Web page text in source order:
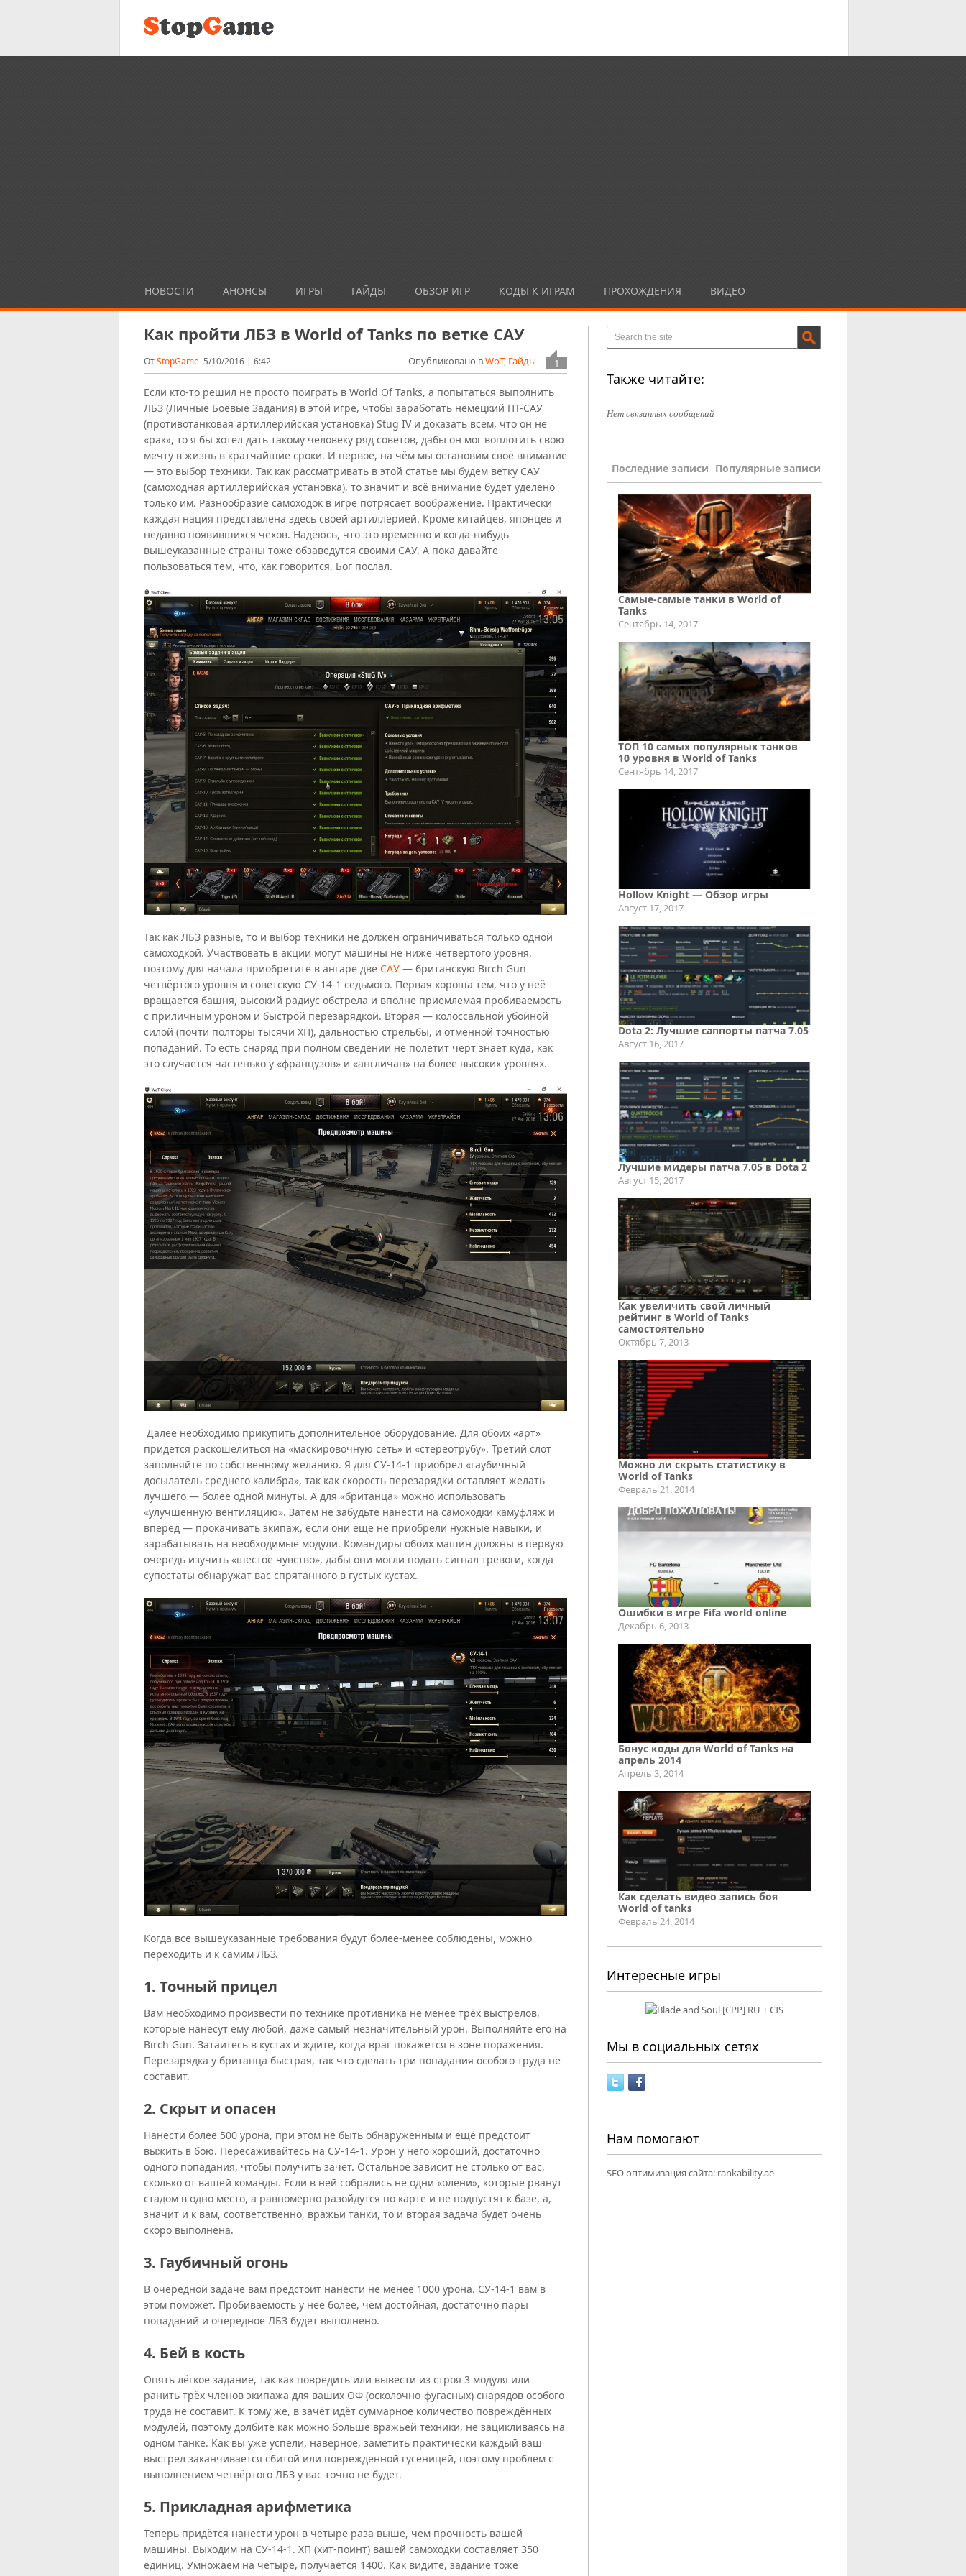
НОВОСТИ АНОНСЫ ИГРЫ ГАЙДЫ ОБЗОР ИГР КОДЫ К ИГРАМ ПРОХОЖДЕНИЯ ВИДЕО
Как пройти ЛБЗ в World of Tanks по ветке САУ
ОтStopGame 5/10/2016 | 6:42 1
Опубликовано вWoT, Гайды
Если кто-то решил не просто поиграть в World Of Tanks, а попытаться выполнить
ЛБЗ (Личные Боевые Задания) в этой игре, чтобы заработать немецкий ПТ-САУ
(противотанковая артиллерийская установка) Stug IV и доказать всем, что он не
«рак», то я бы хотел дать такому человеку ряд советов, дабы он мог воплотить свою
мечту в жизнь в кратчайшие сроки. И первое, на чём мы остановим своё внимание
— это выбор техники. Так как рассматривать в этой статье мы будем ветку САУ
(самоходная артиллерийская установка), то значит и всё внимание будет уделено
только им. Разнообразие самоходок в игре потрясает воображение. Практически
каждая нация представлена здесь своей артиллерией. Кроме китайцев, японцев и
недавно появившихся чехов. Надеюсь, что это временно и когда-нибудь
вышеуказанные страны тоже обзаведутся своими САУ. А пока давайте
пользоваться тем, что, как говорится, Бог послал.
Так как ЛБЗ разные, то и выбор техники не должен ограничиваться только одной
самоходкой. Участвовать в акции могут машины не ниже четвёртого уровня,
поэтому для начала приобретите в ангаре двеСАУ — британскую Birch Gun
четвёртого уровня и советскую СУ-14-1 седьмого. Первая хороша тем, что у неё
вращается башня, высокий радиус обстрела и вполне приемлемая пробиваемость
с приличным уроном и быстрой перезарядкой. Вторая — колоссальной убойной
силой (почти полторы тысячи ХП), дальностью стрельбы, и отменной точностью
попаданий. То есть снаряд при полном сведении не полетит чёрт знает куда, как
это случается частенько у «французов» и «англичан» на более высоких уровнях.
Далее необходимо прикупить дополнительное оборудование. Для обоих «арт»
придётся раскошелиться на «маскировочную сеть» и «стереотрубу». Третий слот
заполняйте по собственному желанию. Я для СУ-14-1 приобрёл «гаубичный
досылатель среднего калибра», так как скорость перезарядки оставляет желать
лучшего — более одной минуты. А для «британца» можно использовать
«улучшенную вентиляцию». Затем не забудьте нанести на самоходки камуфляж и
вперёд — прокачивать экипаж, если они ещё не приобрели нужные навыки, и
зарабатывать на необходимые модули. Командиры обоих машин должны в первую
очередь изучить «шестое чувство», дабы они могли подать сигнал тревоги, когда
супостаты обнаружат вас спрятанного в густых кустах.
Когда все вышеуказанные требования будут более-менее соблюдены, можно
переходить и к самим ЛБЗ.
1. Точный прицел
Вам необходимо произвести по технике противника не менее трёх выстрелов,
которые нанесут ему любой, даже самый незначительный урон. Выполняйте его на
Birch Gun. Затаитесь в кустах и ждите, когда враг покажется в зоне поражения.
Перезарядка у британца быстрая, так что сделать три попадания особого труда не
составит.
2. Скрыт и опасен
Нанести более 500 урона, при этом не быть обнаруженным и ещё предстоит
выжить в бою. Пересаживайтесь на СУ-14-1. Урон у него хороший, достаточно
одного попадания, чтобы получить зачёт. Остальное зависит не столько от вас,
сколько от вашей команды. Если в ней собрались не одни «олени», которые рванут
стадом в одно место, а равномерно разойдутся по карте и не подпустят к базе, а,
значит и к вам, соответственно, вражьи танки, то и вторая задача будет очень
скоро выполнена.
3. Гаубичный огонь
В очередной задаче вам предстоит нанести не менее 1000 урона. СУ-14-1 вам в
этом поможет. Пробиваемость у неё более, чем достойная, достаточно пары
попаданий и очередное ЛБЗ будет выполнено.
4. Бей в кость
Опять лёгкое задание, так как повредить или вывести из строя 3 модуля или
ранить трёх членов экипажа для ваших ОФ (осколочно-фугасных) снарядов особого
труда не составит. К тому же, в зачёт идёт суммарное количество повреждённых
модулей, поэтому долбите как можно больше вражьей техники, не зацикливаясь на
одном танке. Как вы уже успели, наверное, заметить практически каждый ваш
выстрел заканчивается сбитой или повреждённой гусеницей, поэтому проблем с
выполнением четвёртого ЛБЗ у вас точно не будет.
5. Прикладная арифметика
Теперь придётся нанести урон в четыре раза выше, чем прочность вашей
машины. Выходим на СУ-14-1. ХП (хит-поинт) вашей самоходки составляет 350
единиц. Умножаем на четыре, получается 1400. Как видите, задание тоже
Также читайте:
Нет связанных сообщений
Последние записи Популярные записи
Самые-самые танки в World of
Tanks
Сентябрь 14, 2017
ТОП 10 самых популярных танков
10 уровня в World of Tanks
Сентябрь 14, 2017
Hollow Knight — Обзор игры
Август 17, 2017
Dota 2: Лучшие саппорты патча 7.05
Август 16, 2017
Лучшие мидеры патча 7.05 в Dota 2
Август 15, 2017
Как увеличить свой личный
рейтинг в World of Tanks
самостоятельно
Октябрь 7, 2013
Можно ли скрыть статистику в
World of Tanks
Февраль 21, 2014
Ошибки в игре Fifa world online
Декабрь 6, 2013
Бонус коды для World of Tanks на
апрель 2014
Апрель 3, 2014
Как сделать видео запись боя
World of tanks
Февраль 24, 2014
Интересные игры
Мы в социальных сетях
Нам помогают
SEO оптимизация сайта: rankability.ae